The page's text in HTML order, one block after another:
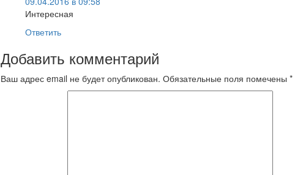
Интересная
Ответить
Добавить комментарий
Ваш адрес email не будет опубликован. Обязательные поля помечены *